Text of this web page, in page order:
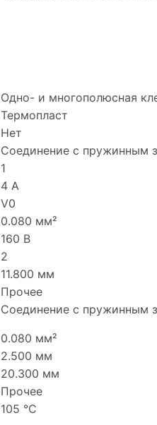
Одно- и многополюсная
Термопласт
Нет
Соединение с пружинным
1
4 А
V0
0.080 мм²
160 В
2
11.800 мм
Прочее
Соединение с пружинным
0.080 мм²
2.500 мм
20.300 мм
Прочее
105 °C